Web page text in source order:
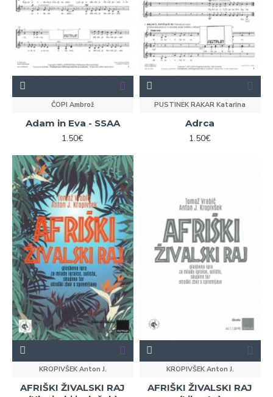
ČOPI Ambrož
Adam in Eva - SSAA
1.50€
PUSTINEK RAKAR Katarina
Adrca
1.50€
KROPIVŠEK Anton J.
AFRIŠKI ŽIVALSKI RAJ
KROPIVŠEK Anton J.
AFRIŠKI ŽIVALSKI RAJ